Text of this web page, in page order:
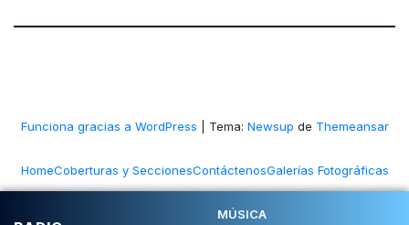
MÚSICA
Funciona gracias a WordPress Tema: Newsup de Themeansar
HomeCoberturas y SeccionesContáctenosGalerías Fotográficas
Ponle Música al Deporte